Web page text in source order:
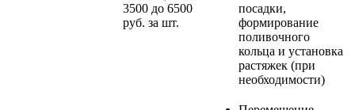
3500 до 6500
руб. за шт.
посадки,
формирование
поливочного
кольца и установка
растяжек (при
необходимости)